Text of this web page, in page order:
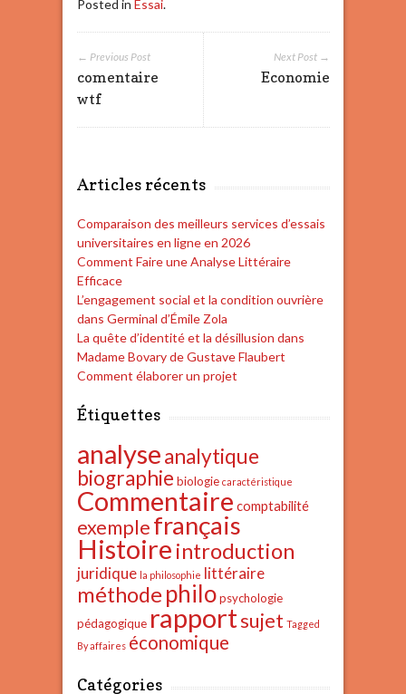
Posted in Essai.
Next Post →
Economie
← Previous Post
comentaire
wtf
Articles récents
Comparaison des meilleurs services d’essais
universitaires en ligne en 2026
Comment Faire une Analyse Littéraire
Efficace
L’engagement social et la condition ouvrière
dans Germinal d’Émile Zola
La quête d’identité et la désillusion dans
Madame Bovary de Gustave Flaubert
Comment élaborer un projet
Étiquettes
analyseanalytique
biographie biologie caractéristique
Commentaire comptabilité
exemplefrançais
Histoire introduction
juridique la philosophie littéraire
méthode philo psychologie
pédagogique rapportsujet Tagged
By affaires économique
Catégories